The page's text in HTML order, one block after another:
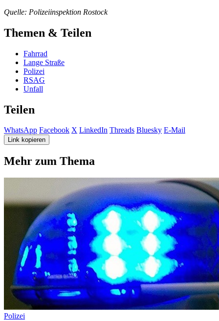
Quelle: Polizeiinspektion Rostock
Themen & Teilen
Fahrrad
Lange Straße
Polizei
RSAG
Unfall
Teilen
WhatsApp Facebook X LinkedIn Threads Bluesky E-Mail
Link kopieren
Mehr zum Thema
Polizei